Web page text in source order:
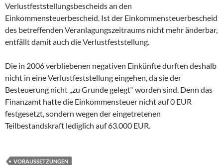
Verlustfeststellungsbescheids an den
Einkommensteuerbescheid. Ist der Einkommensteuerbescheid
des betreffenden Veranlagungszeitraums nicht mehr änderbar,
entfällt damit auch die Verlustfeststellung.
Die in 2006 verbliebenen negativen Einkünfte durften deshalb
nicht in eine Verlustfeststellung eingehen, da sie der
Besteuerung nicht „zu Grunde gelegt“ worden sind. Denn das
Finanzamt hatte die Einkommensteuer nicht auf 0 EUR
festgesetzt, sondern wegen der eingetretenen
Teilbestandskraft lediglich auf 63.000 EUR.
VORAUSSETZUNGEN